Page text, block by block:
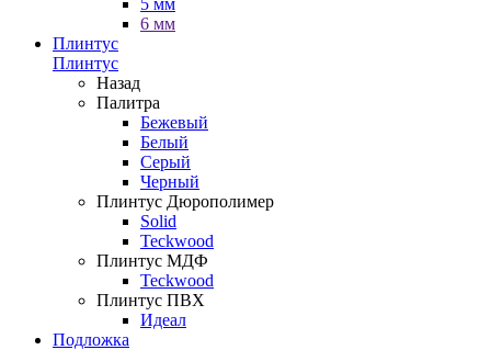
5 мм
6 мм
Плинтус
Плинтус
Назад
Палитра
Бежевый
Белый
Серый
Черный
Плинтус Дюрополимер
Solid
Teckwood
Плинтус МДФ
Teckwood
Плинтус ПВХ
Идеал
Подложка